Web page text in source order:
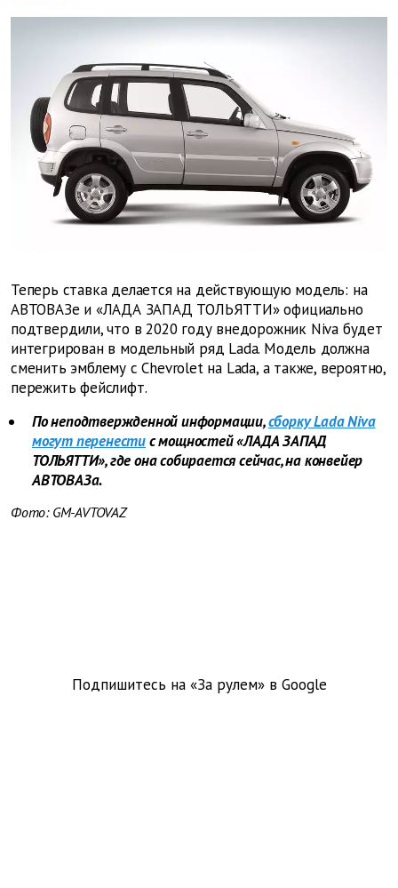
Теперь ставка делается на действующую модель: на
АВТОВАЗе и «ЛАДА ЗАПАД ТОЛЬЯТТИ» официально
подтвердили, что в 2020 году внедорожник Niva будет
интегрирован в модельный ряд Lada. Модель должна
сменить эмблему с Chevrolet на Lada, а также, вероятно,
пережить фейслифт.
По неподтвержденной информации,сборку Lada Niva
могут перенестис мощностей «ЛАДА ЗАПАД
ТОЛЬЯТТИ», где она собирается сейчас, на конвейер
АВТОВАЗа.
Фото: GM-AVTOVAZ
Подпишитесь на «За рулем» в Google